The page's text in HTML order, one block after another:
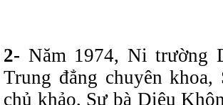
2- Năm 1974, Ni trường
Trung đẳng chuyên
chủ khảo, Sư bà Diệu